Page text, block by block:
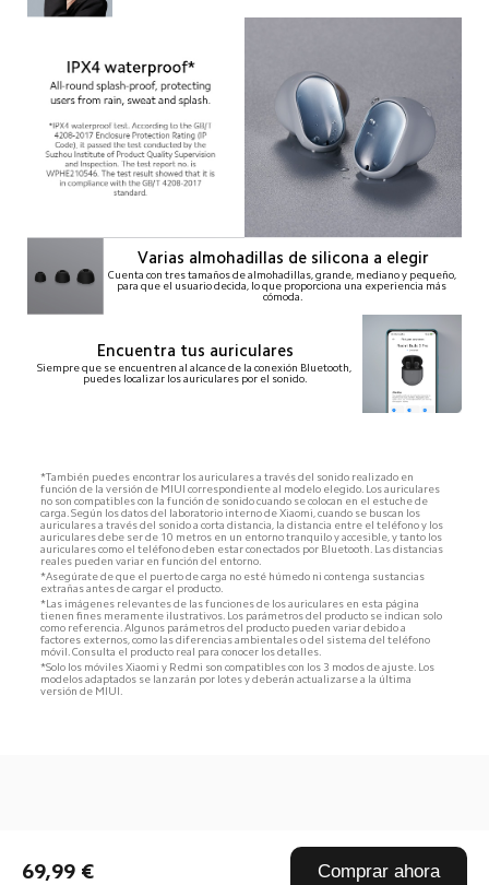
69,99 € Comprar ahora
Varias almohadillas de silicona a elegir
Cuenta con tres tamaños de almohadillas, grande, mediano y pequeño,
para que el usuario decida, lo que proporciona una experiencia más
cómoda.
Encuentra tus auriculares
Siempre que se encuentren al alcance de la conexión Bluetooth,
puedes localizar los auriculares por el sonido.
*También puedes encontrar los auriculares a través del sonido realizado en
función de la versión de MIUI correspondiente al modelo elegido. Los auriculares
no son compatibles con la función de sonido cuando se colocan en el estuche de
carga. Según los datos del laboratorio interno de Xiaomi, cuando se buscan los
auriculares a través del sonido a corta distancia, la distancia entre el teléfono y los
auriculares debe ser de 10 metros en un entorno tranquilo y accesible, y tanto los
auriculares como el teléfono deben estar conectados por Bluetooth. Las distancias
reales pueden variar en función del entorno.
*Asegúrate de que el puerto de carga no esté húmedo ni contenga sustancias
extrañas antes de cargar el producto.
*Las imágenes relevantes de las funciones de los auriculares en esta página
tienen fines meramente ilustrativos. Los parámetros del producto se indican solo
como referencia. Algunos parámetros del producto pueden variar debido a
factores externos, como las diferencias ambientales o del sistema del teléfono
móvil. Consulta el producto real para conocer los detalles.
*Solo los móviles Xiaomi y Redmi son compatibles con los 3 modos de ajuste. Los
modelos adaptados se lanzarán por lotes y deberán actualizarse a la última
versión de MIUI.